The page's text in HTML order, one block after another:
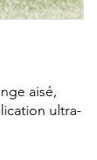
aisé,
ultra-